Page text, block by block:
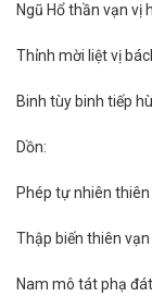
Ngũ Hổ thần vạn vị
Thỉnh mời liệt vị
Binh tùy binh tiếp
Dồn:
Phép tự nhiên
Thập biến thiên
Nam mô tát phạ